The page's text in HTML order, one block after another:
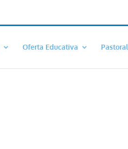
Oferta Educativa Pastoral